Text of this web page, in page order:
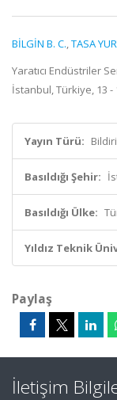
BİLGİN B. C.,TASA
Yaratıcı Endüstriler
İstanbul, Türkiye, 13 -
Yayın Türü:
Basıldığı Şehir:
Basıldığı Ülke:
Yıldız Teknik
Paylaş
İletişim